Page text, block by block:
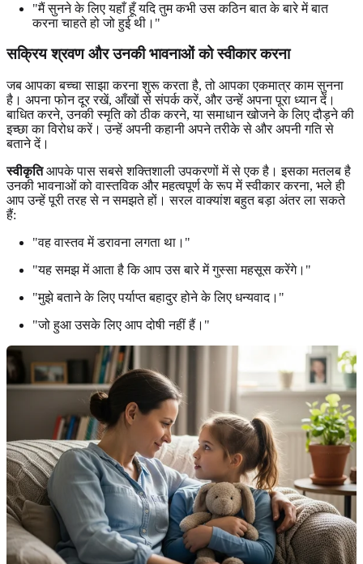
"मैं सुनने के लिए यहाँ हूँ यदि तुम कभी उस कठिन बात के बारे में बात
करना चाहते हो जो हुई थी।"
सक्रिय श्रवण और उनकी भावनाओं को स्वीकार करना
जब आपका बच्चा साझा करना शुरू करता है, तो आपका एकमात्र काम सुनना
है। अपना फोन दूर रखें, आँखों से संपर्क करें, और उन्हें अपना पूरा ध्यान दें।
बाधित करने, उनकी स्मृति को ठीक करने, या समाधान खोजने के लिए दौड़ने की
इच्छा का विरोध करें। उन्हें अपनी कहानी अपने तरीके से और अपनी गति से
बताने दें।
स्वीकृतिआपके पास सबसे शक्तिशाली उपकरणों में से एक है। इसका मतलब है
उनकी भावनाओं को वास्तविक और महत्वपूर्ण के रूप में स्वीकार करना, भले ही
आप उन्हें पूरी तरह से न समझते हों। सरल वाक्यांश बहुत बड़ा अंतर ला सकते
हैं:
"वह वास्तव में डरावना लगता था।"
"यह समझ में आता है कि आप उस बारे में गुस्सा महसूस करेंगे।"
"मुझे बताने के लिए पर्याप्त बहादुर होने के लिए धन्यवाद।"
"जो हुआ उसके लिए आप दोषी नहीं हैं।"